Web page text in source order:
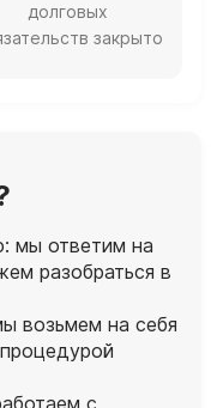
долговых
закрыто
мы ответим на
разобраться в
возьмем на себя